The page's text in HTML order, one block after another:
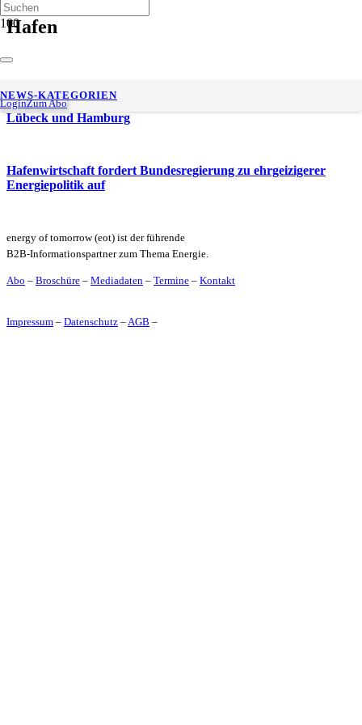
LoginZum Abo
NEWS-KATEGORIEN
Hafen
HHM & LHG: Es liegt noch viel Ladung auf der Straße
Delegationsreise stärkt Hafenkooperation zwischen Klaipėda,
Lübeck und Hamburg
Hafenwirtschaft fordert Bundesregierung zu ehrgeizigerer
Energiepolitik auf
energy of tomorrow (eot) ist der führende
B2B-Informationspartner zum Thema Energie.
Abo – Broschüre – Mediadaten – Termine – Kontakt
Impressum – Datenschutz – AGB –